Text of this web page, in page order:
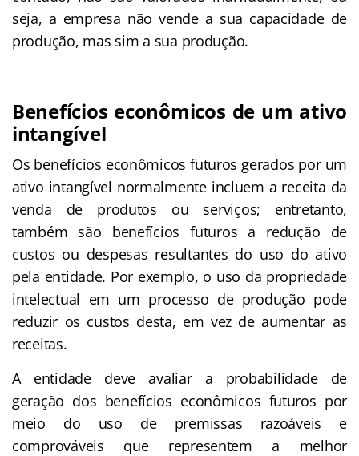
seja, a empresa não vende a sua capacidade de
produção, mas sim a sua produção.
Benefícios econômicos de um ativo
intangível
Os benefícios econômicos futuros gerados por um
ativo intangível normalmente incluem a receita da
venda de produtos ou serviços; entretanto,
também são benefícios futuros a redução de
custos ou despesas resultantes do uso do ativo
pela entidade. Por exemplo, o uso da propriedade
intelectual em um processo de produção pode
reduzir os custos desta, em vez de aumentar as
receitas.
A entidade deve avaliar a probabilidade de
geração dos benefícios econômicos futuros por
meio do uso de premissas razoáveis e
comprováveis que representem a melhor